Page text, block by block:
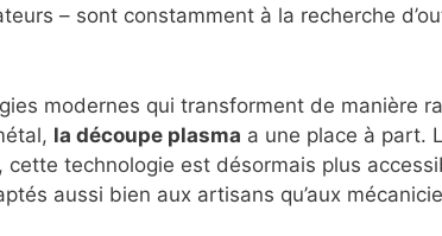
– sont constamment à la recherche
modernes qui transforment de manière
la découpe plasma a une place à part.
cette technologie est désormais plus
aussi bien aux artisans qu’aux